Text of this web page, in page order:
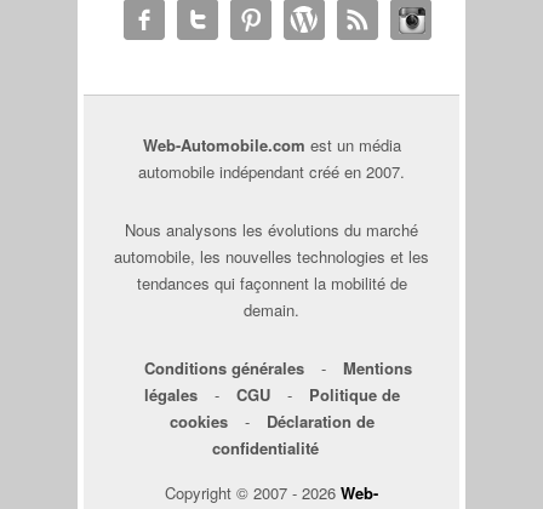
Web-Automobile.com est un média
automobile indépendant créé en 2007.
Nous analysons les évolutions du marché
automobile, les nouvelles technologies et les
tendances qui façonnent la mobilité de
demain.
Conditions générales -
Mentions
légales
- CGU -
Politique de
cookies
-
Déclaration de
confidentialité
Copyright © 2007 - 2026 Web-